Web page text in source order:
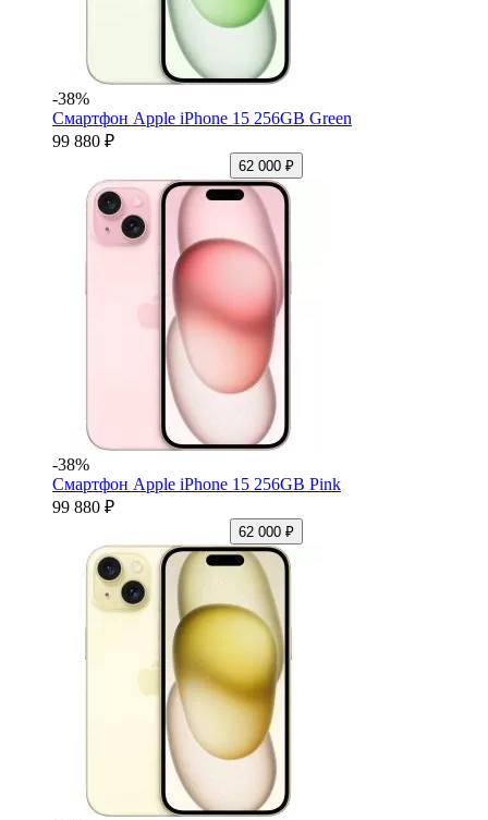
-38%
Смартфон Apple iPhone 15 256GB Green
99 880 ₽
62 000 ₽
-38%
Смартфон Apple iPhone 15 256GB Pink
99 880 ₽
62 000 ₽